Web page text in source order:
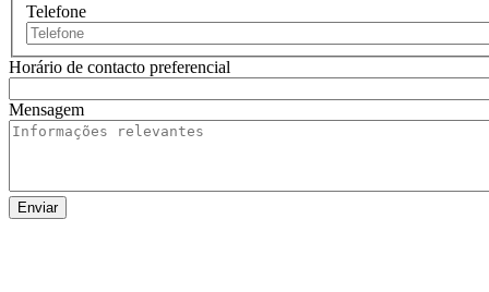
Telefone
Horário de contacto preferencial
Mensagem